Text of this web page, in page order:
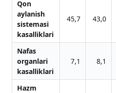
Qon
aylanish
sistemasi
kasalliklari
45,7 43,0
Nafas
organlari
kasalliklari
7,1 8,1
Hazm